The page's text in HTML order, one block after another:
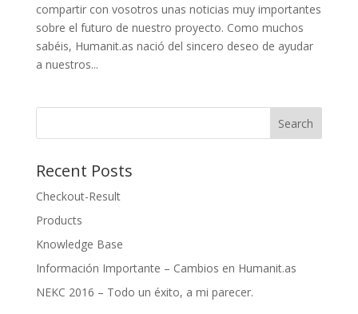
compartir con vosotros unas noticias muy importantes
sobre el futuro de nuestro proyecto. Como muchos
sabéis, Humanit.as nació del sincero deseo de ayudar
a nuestros...
Recent Posts
Checkout-Result
Products
Knowledge Base
Información Importante – Cambios en Humanit.as
NEKC 2016 – Todo un éxito, a mi parecer.